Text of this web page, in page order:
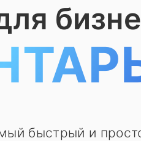
быстрый и